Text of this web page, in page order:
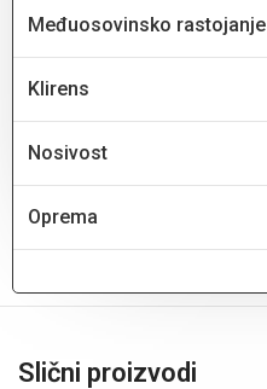
Međuosovinsko rastojanje
Klirens
Nosivost
Oprema
Slični proizvodi